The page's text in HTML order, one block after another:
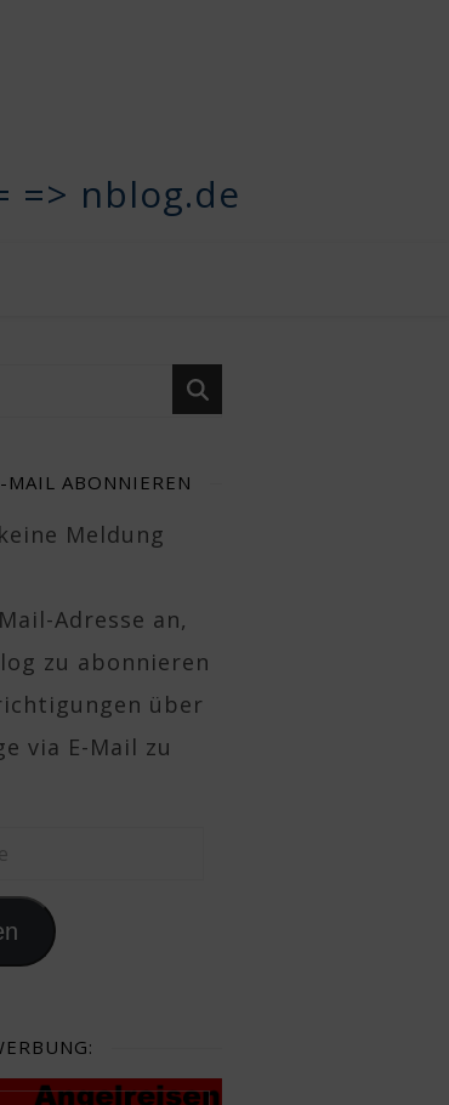
=> nblog.de
MAIL ABONNIEREN
Meldung
Adresse an,
zu abonnieren
über
via E-Mail zu